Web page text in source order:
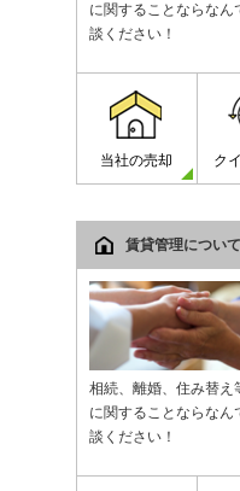
に関することならなん
談ください！
当社の売却 ク
賃貸管理について
相続、離婚、住み替え
に関することならなん
談ください！